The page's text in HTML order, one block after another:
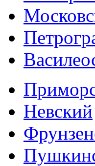
Невский